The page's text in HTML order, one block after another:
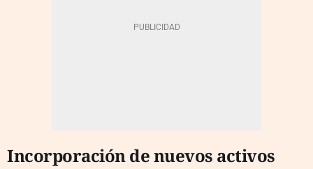
Incorporación de nuevos activos